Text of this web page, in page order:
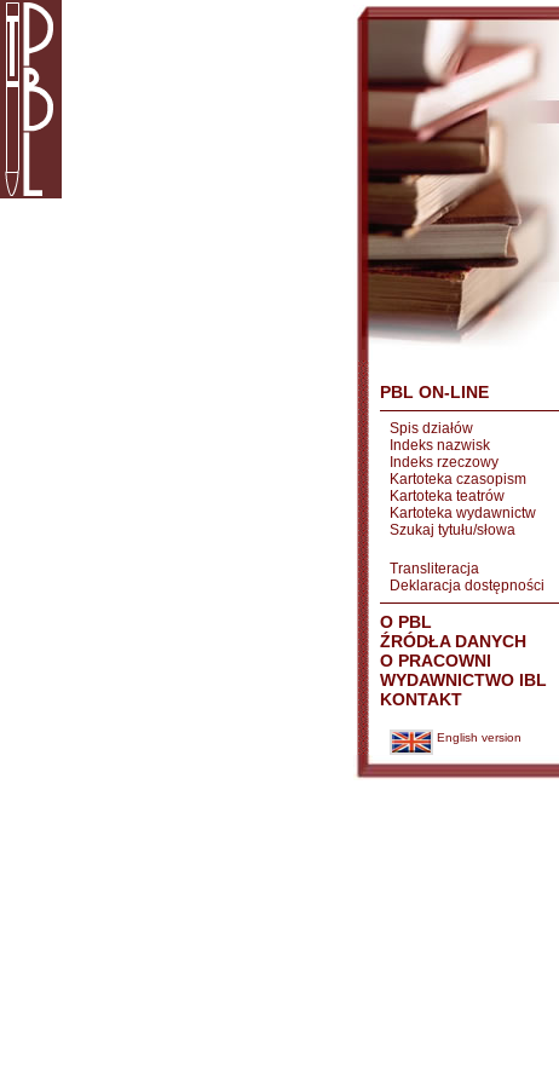
PBL ON-LINE
Spis działów
Indeks nazwisk
Indeks rzeczowy
Kartoteka czasopism
Kartoteka teatrów
Kartoteka wydawnictw
Szukaj tytułu/słowa
Transliteracja
Deklaracja dostępności
O PBL
ŹRÓDŁA DANYCH
O PRACOWNI
WYDAWNICTWO IBL
KONTAKT
English version